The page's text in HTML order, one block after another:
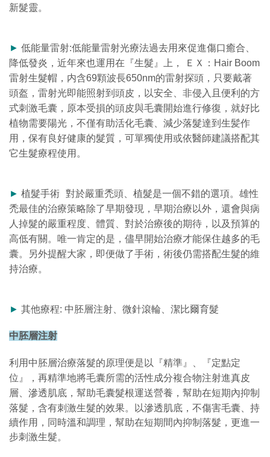
新髮靈。
► 低能量雷射:低能量雷射光療法過去用來促進傷口癒合、
降低發炎，近年來也運用在『生髮』上， ＥＸ：Hair Boom
雷射生髮帽，内含69顆波長650nm的雷射探頭，只要戴著
頭盔，雷射光即能照射到頭皮，以安全、非侵入且便利的方
式刺激毛囊，原本受損的頭皮與毛囊開始進行修復，就好比
植物需要陽光，不僅有助活化毛囊、減少落髮達到生髪作
用，保有良好健康的髮質，可單獨使用或依醫師建議搭配其
它生髮療程使用。
► 植髮手術 對於嚴重禿頭、植髮是一個不錯的選項。雄性
禿最佳的治療策略除了早期發現，早期治療以外，還會與病
人掉髮的嚴重程度、體質、對於治療後的期待，以及預算的
高低有關。唯一肯定的是，儘早開始治療才能保住越多的毛
囊。另外提醒大家，即便做了手術，術後仍需搭配生髮的維
持治療。
► 其他療程: 中胚層注射、微針滾輪、潔比爾育髮
中胚層注射
利用中胚層治療落髮的原理便是以『精準』、『定點定
位』，再精準地將毛囊所需的活性成分複合物注射進真皮
層、滲透肌底，幫助毛囊髮根運送營養，幫助在短期內抑制
落髮，含有刺激生髮的效果。
以滲透肌底，不傷害毛囊、持
續作用，同時溫和調理，幫助在短期間內抑制落髮，更進一
步刺激生髮。